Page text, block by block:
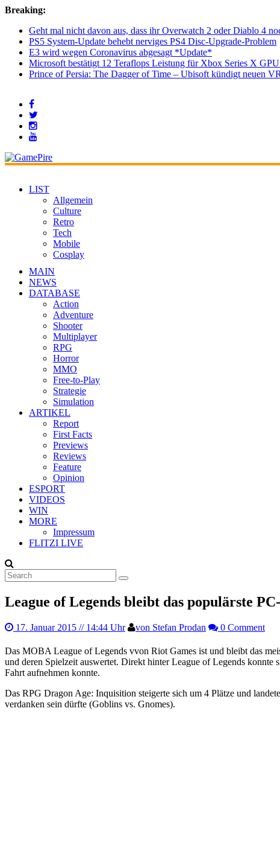
Breaking:
Geht mal nicht davon aus, dass ihr Overwatch 2 oder Diablo 4
PS5 System-Update behebt nerviges PS4 Disc-Upgrade-Problem
E3 wird wegen Coronavirus abgesagt *Update*
Microsoft bestätigt 12 Teraflops Leistung für Xbox Series X
Prince of Persia: The Dagger of Time – Ubisoft kündigt neuen
LIST
Allgemein
Culture
Retro
Tech
Mobile
Cosplay
MAIN
NEWS
DATABASE
Action
Adventure
Shooter
Multiplayer
RPG
Horror
MMO
Free-to-Play
Strategie
Simulation
ARTIKEL
Report
First Facts
Previews
Reviews
Feature
Opinion
ESPORT
VIDEOS
WIN
MORE
Impressum
FLITZI LIVE
League of Legends bleibt das populärste
17. Januar 2015 // 14:44 Uhr von Stefan Prodan 0 Comment
Das MOBA League of Legends vvon Riot Games ist und bleibt das
und deren Spielzeit auswertet. Direkt hinter League of Legends
Fahrt aufnehmen konnte.
Das RPG Dragon Age: Inquisition steigerte sich um 4 Plätze und
verdanken sein dürfte (Goblins vs. Gnomes).